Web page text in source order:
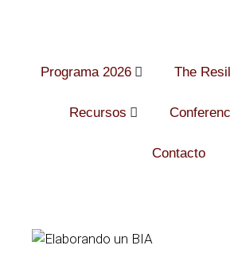
Programa 2026 The
Recursos
Contacto